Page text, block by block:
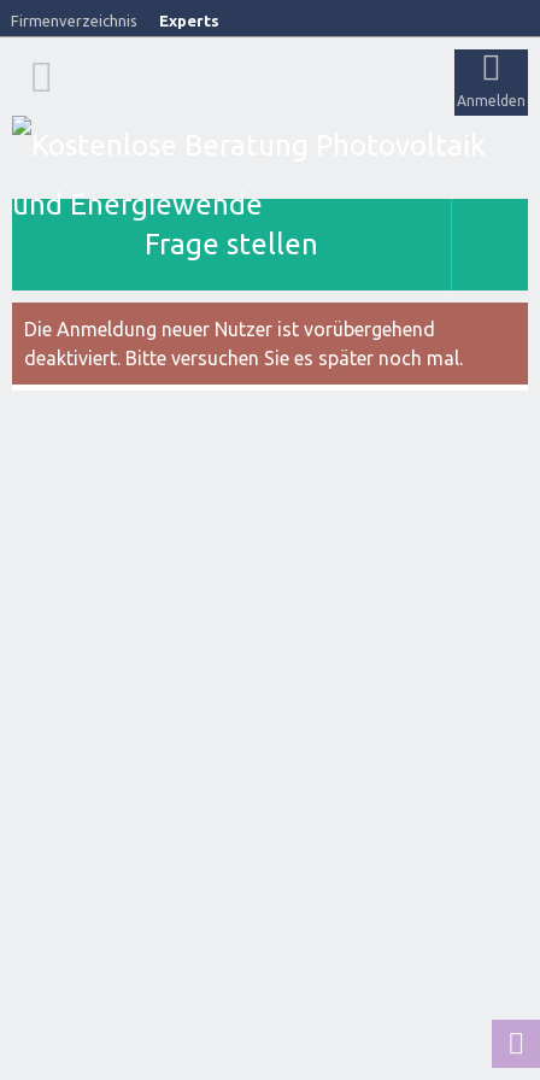
Firmenverzeichnis Experts
Anmelden
Frage stellen
Die Anmeldung neuer Nutzer ist vorübergehend
deaktiviert. Bitte versuchen Sie es später noch mal.